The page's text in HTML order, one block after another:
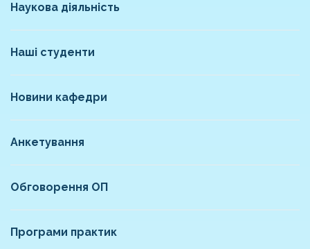
Наукова діяльність
Наші студенти
Новини кафедри
Анкетування
Обговорення ОП
Програми практик